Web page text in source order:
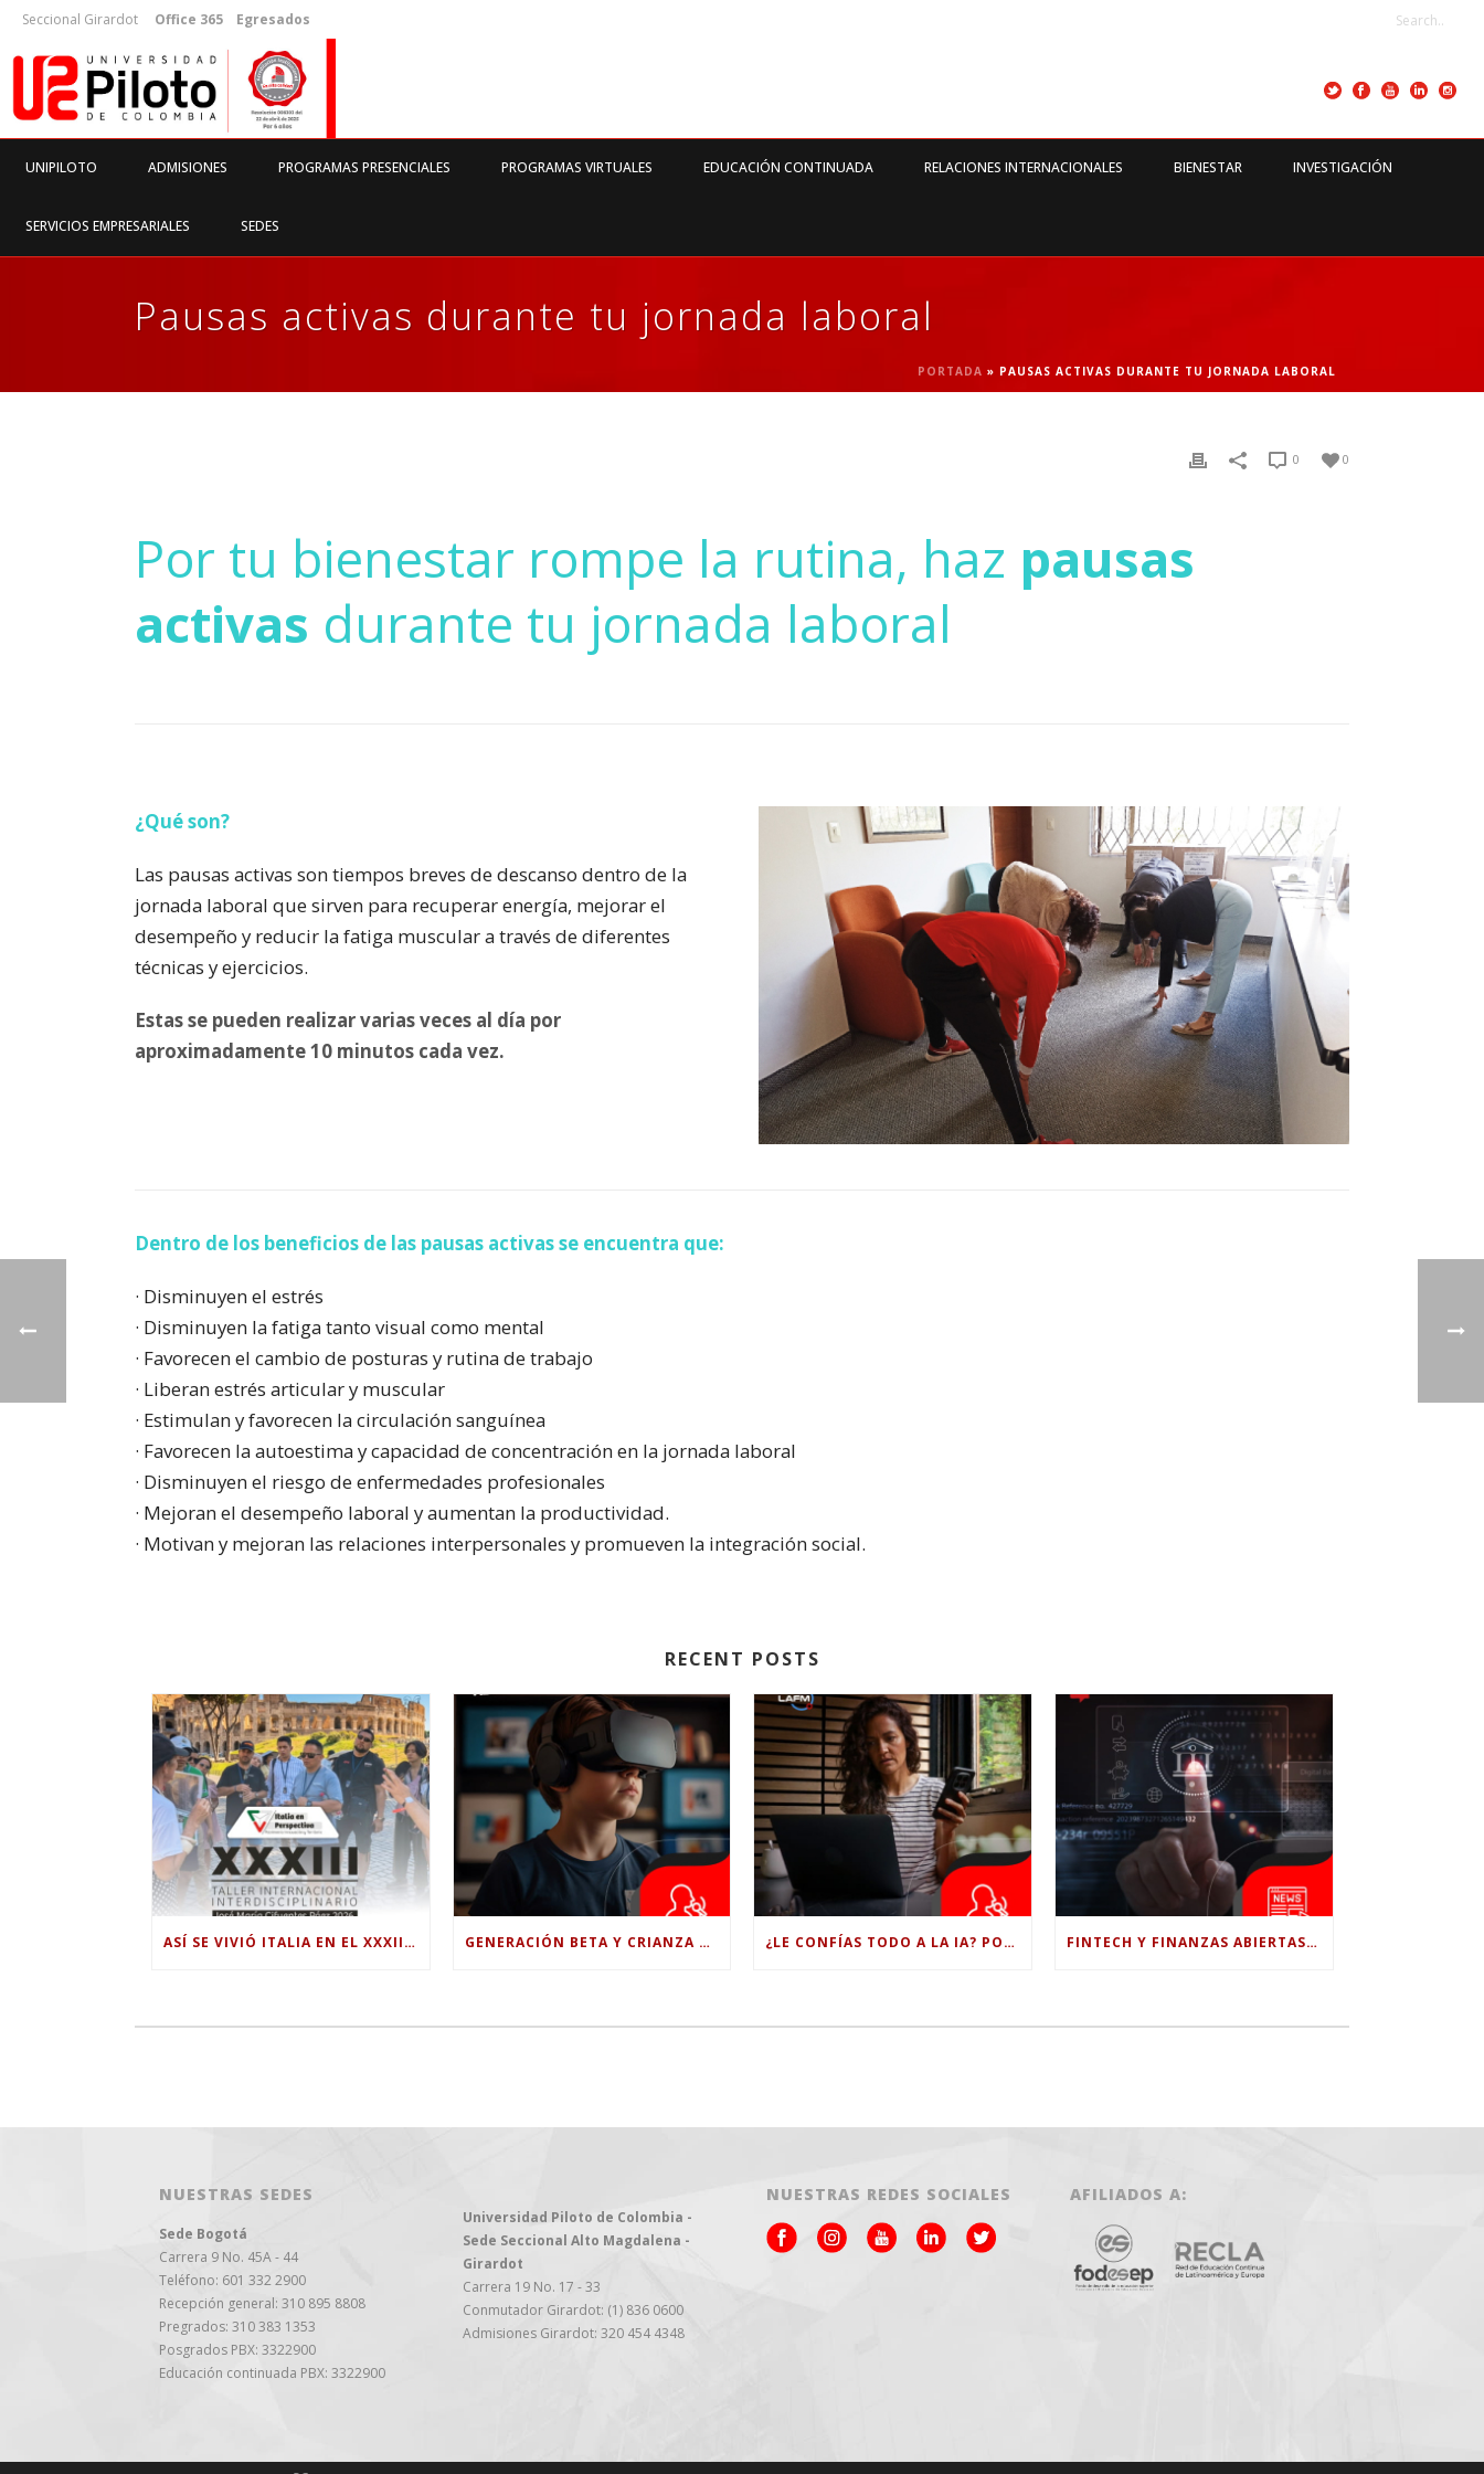
Seccional Girardot Office 365 Egresados
UNIPILOTO ADMISIONES PROGRAMAS PRESENCIALES PROGRAMAS VIRTUALES EDUCACIÓN CONTINUADA RELACIONES INTERNACIONALES BIENESTAR INVESTIGACIÓN
SERVICIOS EMPRESARIALES SEDES
Pausas activas durante tu jornada laboral
PORTADA » PAUSAS ACTIVAS DURANTE TU JORNADA LABORAL
0
0
Por tu bienestar rompe la rutina, haz pausas
activas durante tu jornada laboral
¿Qué son?
Las pausas activas son tiempos breves de descanso dentro de la
jornada laboral que sirven para recuperar energía, mejorar el
desempeño y reducir la fatiga muscular a través de diferentes
técnicas y ejercicios.
Estas se pueden realizar varias veces al día por
aproximadamente 10 minutos cada vez.
Dentro de los beneficios de las pausas activas se encuentra que:
· Disminuyen el estrés
· Disminuyen la fatiga tanto visual como mental
· Favorecen el cambio de posturas y rutina de trabajo
· Liberan estrés articular y muscular
· Estimulan y favorecen la circulación sanguínea
· Favorecen la autoestima y capacidad de concentración en la jornada laboral
· Disminuyen el riesgo de enfermedades profesionales
· Mejoran el desempeño laboral y aumentan la productividad.
· Motivan y mejoran las relaciones interpersonales y promueven la integración social.
RECENT POSTS
ASÍ SE VIVIÓ ITALIA EN EL XXXIII TALLER INTERNACIONAL INTERDISCIPLINAR GENERACIÓN BETA Y CRIANZA DIGITAL: LOS RETOS DE CRIAR HIJOS EN LA ERA DE LA INTELIGENCIA ARTIFICIAL ¿LE CONFÍAS TODO A LA IA? POR QUÉ LA PSICÓLOGA DICE QUE ESO PUEDE COSTARTE TUS PROPIAS HABILIDADES FINTECH Y FINANZAS ABIERTAS: RETOS PARA EL NUEVO GOBIERNO COLOMBIANO
NUESTRAS SEDES
Sede Bogotá
Carrera 9 No. 45A - 44
Teléfono: 601 332 2900
Recepción general: 310 895 8808
Pregrados: 310 383 1353
Posgrados PBX: 3322900
Educación continuada PBX: 3322900
Universidad Piloto de Colombia -
Sede Seccional Alto Magdalena -
Girardot
Carrera 19 No. 17 - 33
Conmutador Girardot: (1) 836 0600
Admisiones Girardot: 320 454 4348
NUESTRAS REDES SOCIALES AFILIADOS A: